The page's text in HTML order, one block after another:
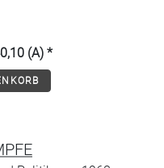
(A) *